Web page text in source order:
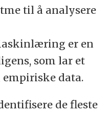
til å analysere
er en
som lar et
data.
de fleste